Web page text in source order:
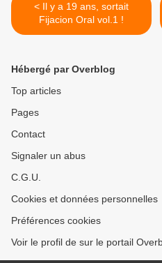
< Il y a 19 ans, sortait
Fijacion Oral vol.1 !
Hébergé par Overblog
Top articles
Pages
Contact
Signaler un abus
C.G.U.
Cookies et données personnelles
Préférences cookies
Voir le profil de sur le portail